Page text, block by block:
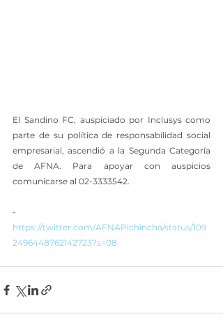
El Sandino FC, auspiciado por Inclusys como
parte de su política de responsabilidad social
empresarial, ascendió a la Segunda Categoría
de AFNA. Para apoyar con auspicios
comunicarse al 02-3333542.
https://twitter.com/AFNAPichincha/status/109
2496448762142723?s=08